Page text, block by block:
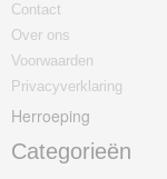
Contact
Over ons
Voorwaarden
Privacyverklaring
Herroeping
Categorieën